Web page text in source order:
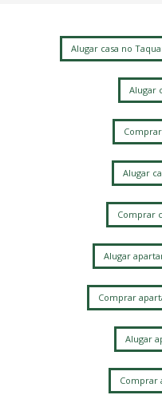
Sao Bernardo
Nova
Vila Manoel Ferreira
Chácara
Alugar casa no
Alugar
Alugar
Comprar
Alugar
Comprar
Alugar
Comprar